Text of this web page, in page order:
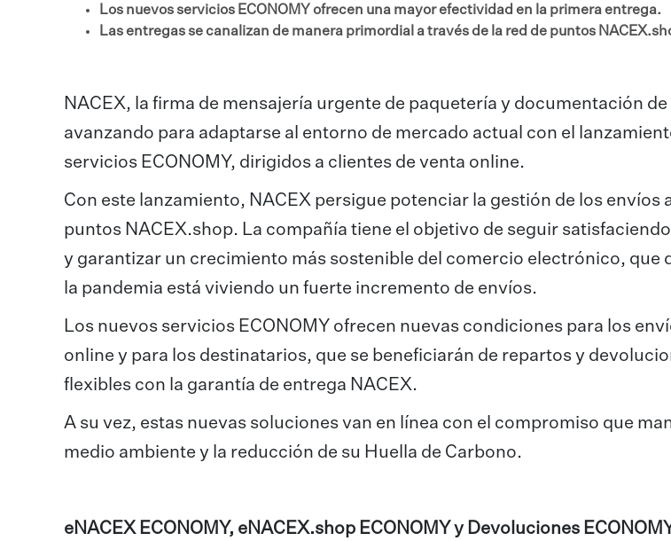
Los nuevos servicios ECONOMY ofrecen una mayor efectividad en la primera entrega.
Las entregas se canalizan de manera primordial a través de la red de puntos
NACEX, la firma de mensajería urgente de paquetería y documentación
avanzando para adaptarse al entorno de mercado actual con el
servicios ECONOMY, dirigidos a clientes de venta online.
Con este lanzamiento, NACEX persigue potenciar la gestión de los envíos
puntos NACEX.shop. La compañía tiene el objetivo de seguir
y garantizar un crecimiento más sostenible del comercio electrónico, que
la pandemia está viviendo un fuerte incremento de envíos.
Los nuevos servicios ECONOMY ofrecen nuevas condiciones para los
online y para los destinatarios, que se beneficiarán de repartos y
flexibles con la garantía de entrega NACEX.
A su vez, estas nuevas soluciones van en línea con el compromiso que
medio ambiente y la reducción de su Huella de Carbono.
eNACEX ECONOMY, eNACEX.shop ECONOMY y Devoluciones